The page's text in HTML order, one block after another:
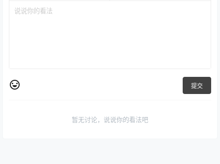
提交
暂无讨论，说说你的看法吧